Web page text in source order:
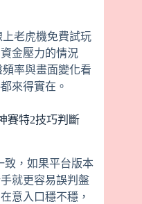
老虎機免費試玩
金壓力的情況
率與畫面變化看
來得實在。
賽特2技巧判斷
致，如果平台版本
就更容易誤判盤
意入口穩不穩，